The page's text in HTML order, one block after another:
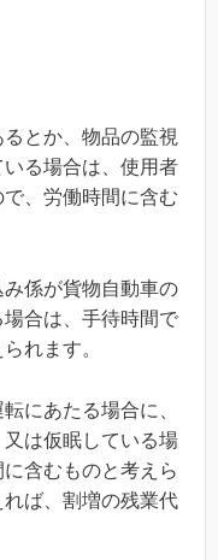
とか、物品の監視
る場合は、使用者
、労働時間に含む
係が貨物自動車の
合は、手待時間で
れます。
にあたる場合に、
は仮眠している場
含むものと考えら
ば、割増の残業代